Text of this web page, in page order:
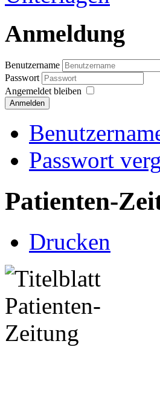
Anmeldung
Benutzername
Passwort
Angemeldet bleiben
Anmelden
Passwort
Patienten-
Drucken